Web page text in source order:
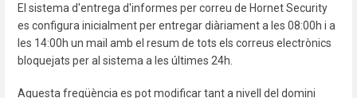
El sistema d'entrega d'informes per correu de Hornet Security
es configura inicialment per entregar diàriament a les 08:00h i a
les 14:00h un mail amb el resum de tots els correus electrònics
bloquejats per al sistema a les últimes 24h.
Aquesta freqüència es pot modificar tant a nivell del domini